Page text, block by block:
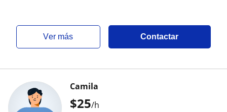
ver más Contactar
$25/h
Camila